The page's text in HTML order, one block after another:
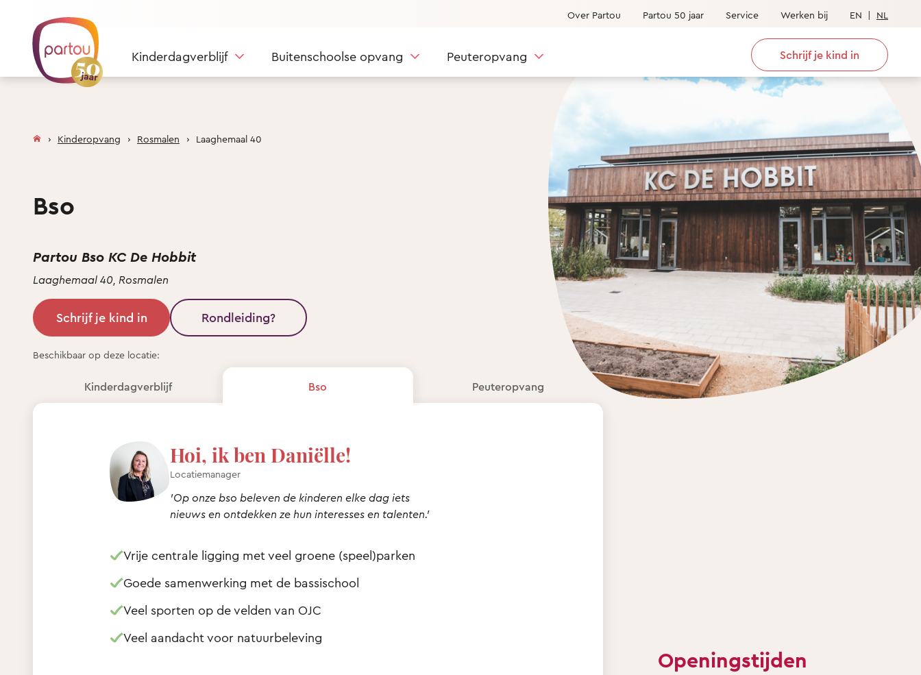
Over Partou Partou 50 jaar Service Werken bij EN | NL
Kinderdagverblijf Buitenschoolse opvang Peuteropvang Schrijf je kind in
Kinderopvang Rosmalen Laaghemaal 40
Bso
Partou Bso KC De Hobbit
Laaghemaal 40, Rosmalen
Schrijf je kind in Rondleiding?
Beschikbaar op deze locatie:
Kinderdagverblijf Bso Peuteropvang
Hoi, ik ben Daniëlle!
Locatiemanager
'Op onze bso beleven de kinderen elke dag iets
nieuws en ontdekken ze hun interesses en talenten.'
Vrije centrale ligging met veel groene (speel)parken
Goede samenwerking met de bassischool
Veel sporten op de velden van OJC
Veel aandacht voor natuurbeleving
Openingstijden